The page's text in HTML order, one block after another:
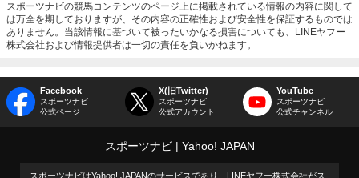
スポーツナビの競馬コンテンツのページ上に掲載されている情報の内容に関して
は万全を期しておりますが、その内容の正確性および安全性を保証するものでは
ありません。当該情報に基づいて被ったいかなる損害についても、LINEヤフー
株式会社および情報提供者は一切の責任を負いかねます。
Facebook
スポーツナビ
公式ページ
X(旧Twitter)
スポーツナビ
公式アカウント
YouTube
スポーツナビ
公式チャンネル
スポーツナビ Yahoo! JAPAN
スポーツナビはYahoo! JAPANのサービスであり、LINEヤフー株式会社がス